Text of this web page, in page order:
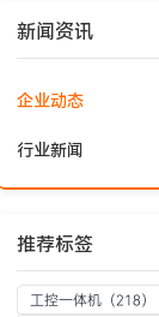
新闻资讯
企业动态
行业新闻
推荐标签
工控一体机（218）